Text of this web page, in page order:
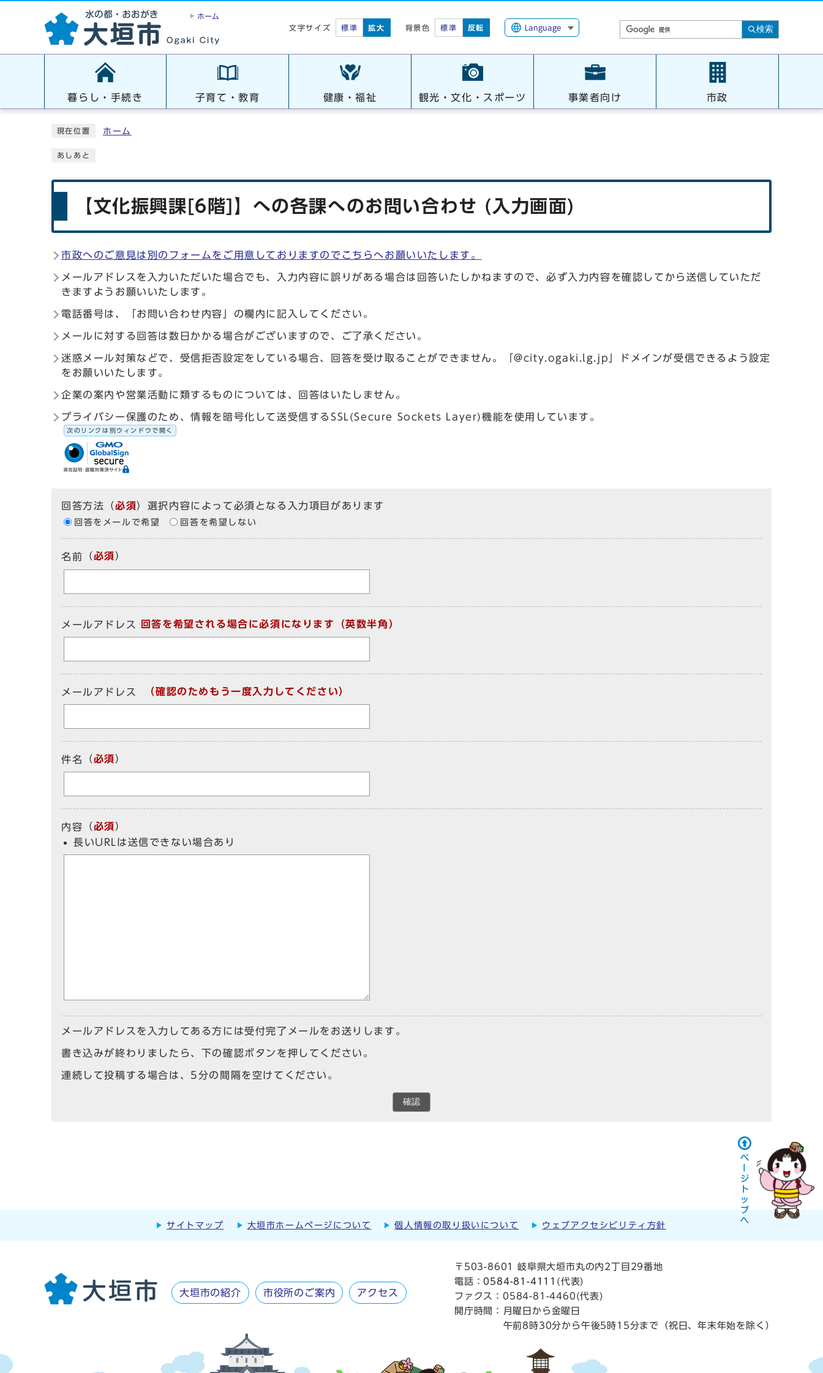
ホーム
文字サイズ
標準 拡大 背景色 標準 反転 Language 検索
暮らし・手続き 子育て・教育 健康・福祉 観光・文化・スポーツ 事業者向け 市政
現在位置 ホーム
あしあと
【文化振興課[6階]】への各課へのお問い合わせ (入力画面)
市政へのご意見は別のフォームをご用意しておりますのでこちらへお願いいたします。
メールアドレスを入力いただいた場合でも、入力内容に誤りがある場合は回答いたしかねますので、必ず入力内容を確認してから送信していただ
きますようお願いいたします。
電話番号は、「お問い合わせ内容」の欄内に記入してください。
メールに対する回答は数日かかる場合がございますので、ご了承ください。
迷惑メール対策などで、受信拒否設定をしている場合、回答を受け取ることができません。「@city.ogaki.lg.jp」ドメインが受信できるよう設定
をお願いいたします。
企業の案内や営業活動に類するものについては、回答はいたしません。
プライバシー保護のため、情報を暗号化して送受信するSSL(Secure Sockets Layer)機能を使用しています。
次のリンクは別ウィンドウで開く
回答方法 （必須）選択内容によって必須となる入力項目があります
回答をメールで希望 回答を希望しない
名前 （必須）
メールアドレス 回答を希望される場合に必須になります（英数半角）
メールアドレス （確認のためもう一度入力してください）
件名 （必須）
内容 （必須）
長いURLは送信できない場合あり
メールアドレスを入力してある方には受付完了メールをお送りします。
書き込みが終わりましたら、下の確認ボタンを押してください。
連続して投稿する場合は、5分の間隔を空けてください。
確認
サイトマップ 大垣市ホームページについて 個人情報の取り扱いについて ウェブアクセシビリティ方針
大垣市の紹介 市役所のご案内 アクセス
〒503-8601 岐阜県大垣市丸の内2丁目29番地
電話：0584-81-4111 (代表)
ファクス：0584-81-4460(代表)
開庁時間：
月曜日から金曜日
午前8時30分から午後5時15分まで（祝日、年末年始を除く）